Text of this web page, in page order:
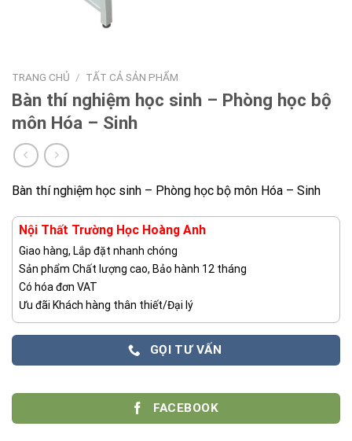
TRANG CHỦ / TẤT CẢ SẢN PHẨM
Bàn thí nghiệm học sinh – Phòng học bộ
môn Hóa – Sinh
Bàn thí nghiệm học sinh – Phòng học bộ môn Hóa – Sinh
Nội Thất Trường Học Hoàng Anh
Giao hàng, Lắp đặt nhanh chóng
Sản phẩm Chất lượng cao, Bảo hành 12 tháng
Có hóa đơn VAT
Ưu đãi Khách hàng thân thiết/Đại lý
GỌI TƯ VẤN
FACEBOOK